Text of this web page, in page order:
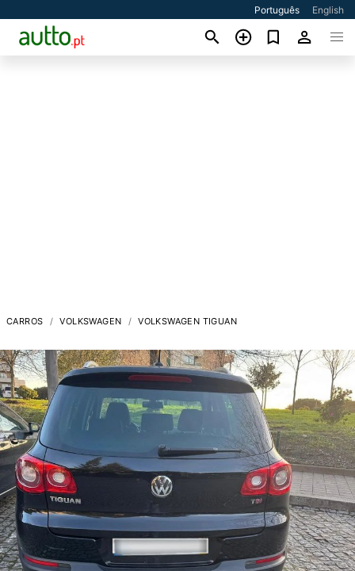
Português English
CARROS VOLKSWAGEN VOLKSWAGEN TIGUAN